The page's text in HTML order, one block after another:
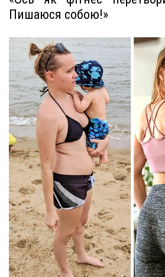
Пишаюся собою!»